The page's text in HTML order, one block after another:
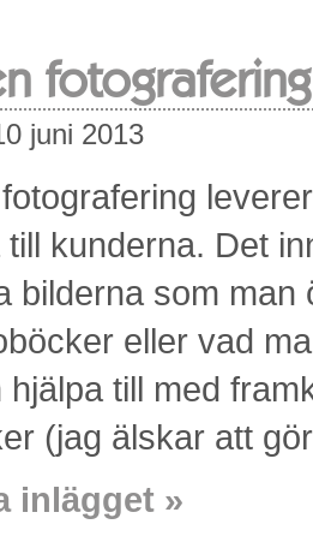
fotografering
juni 2013
till kunderna. Det
bilderna som
eller vad
hjälpa till med
(jag älskar att
inlägget »